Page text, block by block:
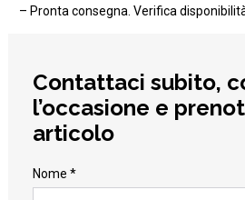
– Pronta consegna. Verifica
Contattaci subito,
l’occasione e
articolo
Nome *